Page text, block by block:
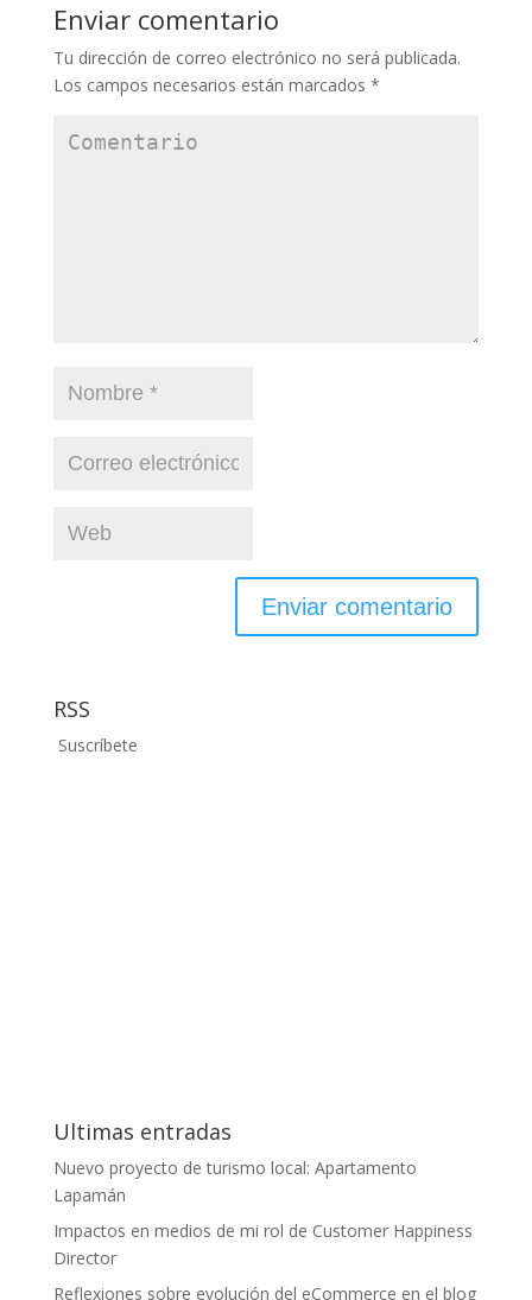
Enviar comentario
Tu dirección de correo electrónico no será publicada.
Los campos necesarios están marcados *
RSS
Suscríbete
Ultimas entradas
Nuevo proyecto de turismo local: Apartamento
Lapamán
Impactos en medios de mi rol de Customer Happiness
Director
Reflexiones sobre evolución del eCommerce en el blog